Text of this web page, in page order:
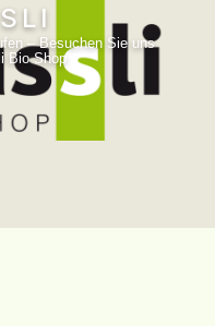
– Besuchen Sie uns
Bio Shop